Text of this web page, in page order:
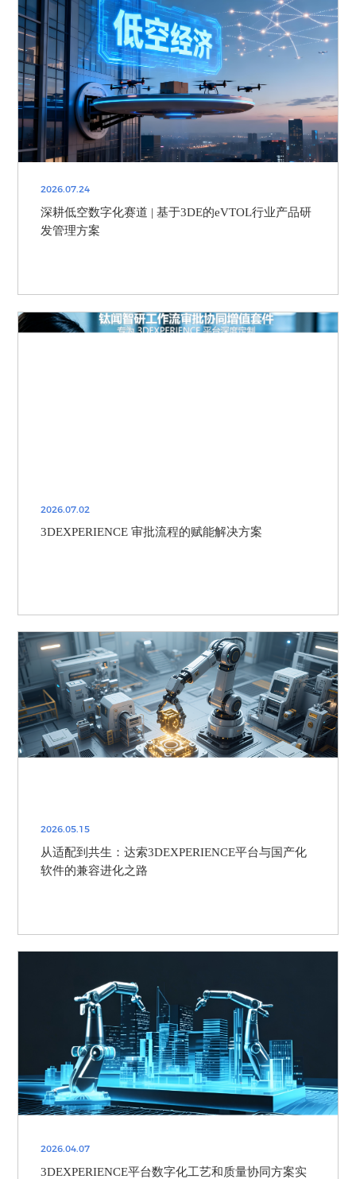
2026.07.24
深耕低空数字化赛道 | 基于3DE的eVTOL行业产品研
发管理方案
2026.07.02
3DEXPERIENCE 审批流程的赋能解决方案
2026.05.15
从适配到共生：达索3DEXPERIENCE平台与国产化
软件的兼容进化之路
2026.04.07
3DEXPERIENCE平台数字化工艺和质量协同方案实